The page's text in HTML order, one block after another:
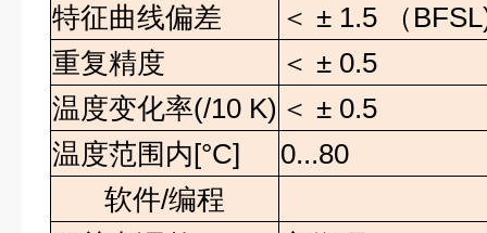
特征曲线偏差
＜ ± 1.5 （
重复精度
＜ ± 0.5
温度变化率(/10 K) ＜ ± 0.5
温度范围内[°C]
0...80
软件/编程